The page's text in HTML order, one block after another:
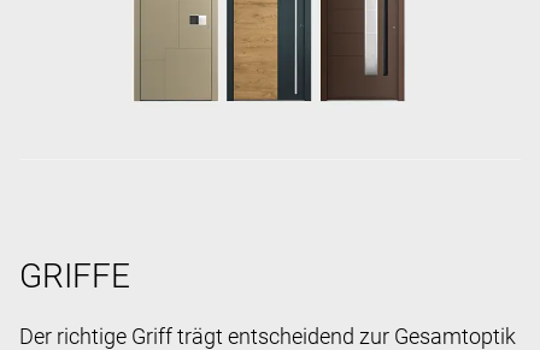
GRIFFE
Der richtige Griff trägt entscheidend zur Gesamtoptik